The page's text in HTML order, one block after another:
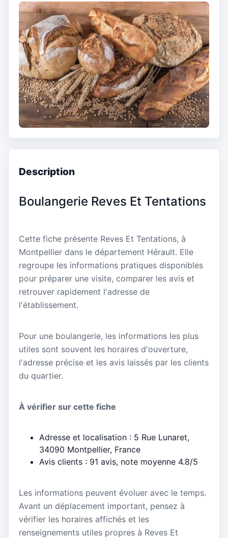
Description
Boulangerie Reves Et Tentations
Cette fiche présente Reves Et Tentations, à
Montpellier dans le département Hérault. Elle
regroupe les informations pratiques disponibles
pour préparer une visite, comparer les avis et
retrouver rapidement l'adresse de
l'établissement.
Pour une boulangerie, les informations les plus
utiles sont souvent les horaires d'ouverture,
l'adresse précise et les avis laissés par les clients
du quartier.
À vérifier sur cette fiche
Adresse et localisation : 5 Rue Lunaret,
34090 Montpellier, France
Avis clients : 91 avis, note moyenne 4.8/5
Les informations peuvent évoluer avec le temps.
Avant un déplacement important, pensez à
vérifier les horaires affichés et les
renseignements utiles propres à Reves Et